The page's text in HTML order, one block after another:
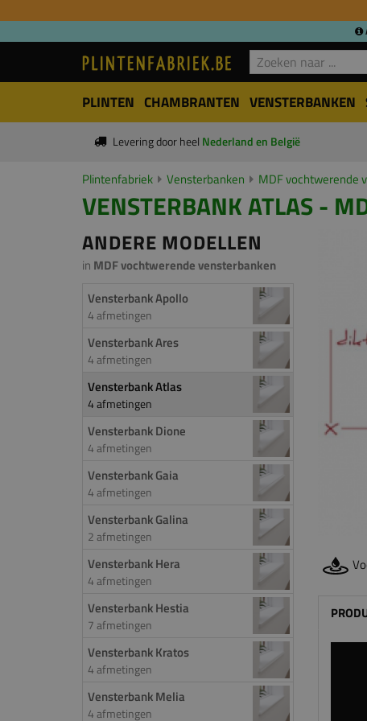
PLINTEN CHAMBRANTEN VENSTERBANKEN
Levering door heel Nederland en België
Plintenfabriek Vensterbanken MDF vochtwerende
VENSTERBANK ATLAS -
ANDERE MODELLEN
in MDF vochtwerende vensterbanken
Vensterbank Apollo
4 afmetingen
Vensterbank Ares
4 afmetingen
Vensterbank Atlas
4 afmetingen
Vensterbank Dione
4 afmetingen
Vensterbank Gaia
4 afmetingen
Vensterbank Galina
2 afmetingen
Vensterbank Hera
4 afmetingen
Vensterbank Hestia
7 afmetingen
Vensterbank Kratos
4 afmetingen
Vensterbank Melia
4 afmetingen